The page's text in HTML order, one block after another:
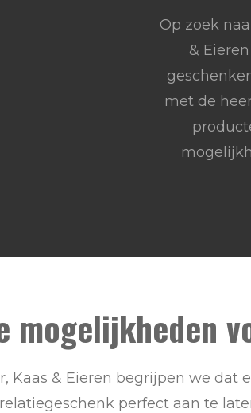
Op zoek
&
met de
mogelijkheden
Kaas & Eieren begrijpen we dat
perfect aan te